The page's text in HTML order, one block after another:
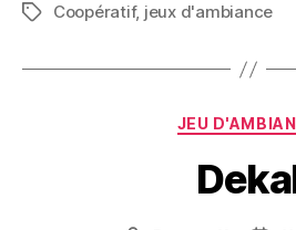
Étiquettes
Coopératif, jeux d'ambiance
JEU